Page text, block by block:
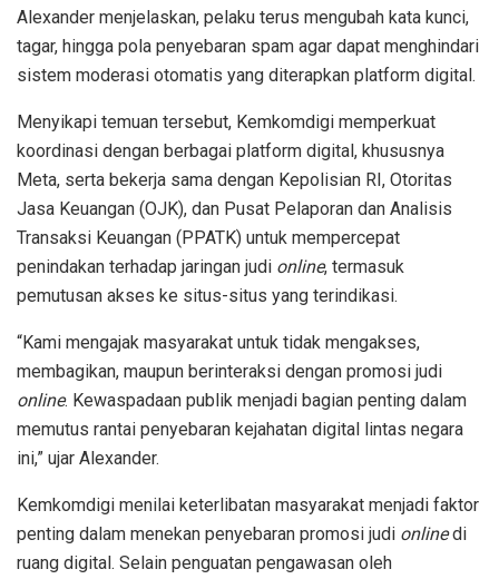
Alexander menjelaskan, pelaku terus mengubah kata kunci,
tagar, hingga pola penyebaran spam agar dapat menghindari
sistem moderasi otomatis yang diterapkan platform digital.
Menyikapi temuan tersebut, Kemkomdigi memperkuat
koordinasi dengan berbagai platform digital, khususnya
Meta, serta bekerja sama dengan Kepolisian RI, Otoritas
Jasa Keuangan (OJK), dan Pusat Pelaporan dan Analisis
Transaksi Keuangan (PPATK) untuk mempercepat
penindakan terhadap jaringan judi online, termasuk
pemutusan akses ke situs-situs yang terindikasi.
“Kami mengajak masyarakat untuk tidak mengakses,
membagikan, maupun berinteraksi dengan promosi judi
online. Kewaspadaan publik menjadi bagian penting dalam
memutus rantai penyebaran kejahatan digital lintas negara
ini,” ujar Alexander.
Kemkomdigi menilai keterlibatan masyarakat menjadi faktor
penting dalam menekan penyebaran promosi judi onlinedi
ruang digital. Selain penguatan pengawasan oleh